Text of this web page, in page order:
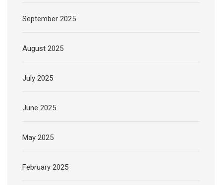
September 2025
August 2025
July 2025
June 2025
May 2025
February 2025